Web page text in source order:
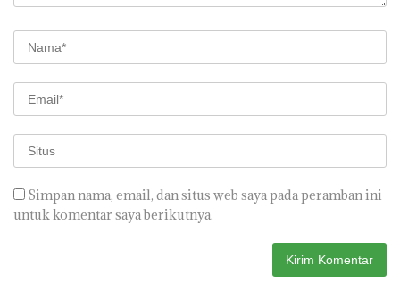
Simpan nama, email, dan situs web saya pada peramban ini
untuk komentar saya berikutnya.